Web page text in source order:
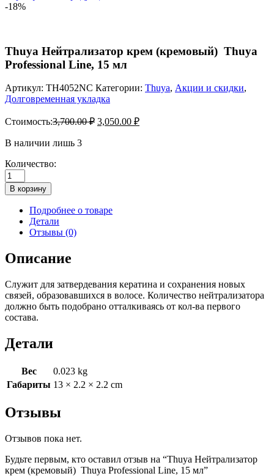
-18%
Thuya Нейтрализатор крем (кремовый) Thuya
Professional Line, 15 мл
Артикул: TH4052NC Категории: Thuya, Акции и скидки,
Долговременная укладка
Стоимость:3,700.00₽ 3,050.00 ₽
В наличии лишь 3
Количество:
Количество
товара
Thuya
Нейтрализатор
крем
(кремовый)
Professional
Line,
мл
В корзину
Подробнее о товаре
Детали
Отзывы (0)
Описание
Cлужит для затвердевания кератина и сохранения новых
связей, образовавшихся в волосе. Количество нейтрализатора
должно быть подобрано отталкиваясь от кол-ва первого
состава.
Детали
Вес
0.023 kg
Габариты 13 × 2.2 × 2.2 cm
Отзывы
Отзывов пока нет.
Будьте первым, кто оставил отзыв на “Thuya Нейтрализатор
крем (кремовый) Thuya Professional Line, 15 мл”